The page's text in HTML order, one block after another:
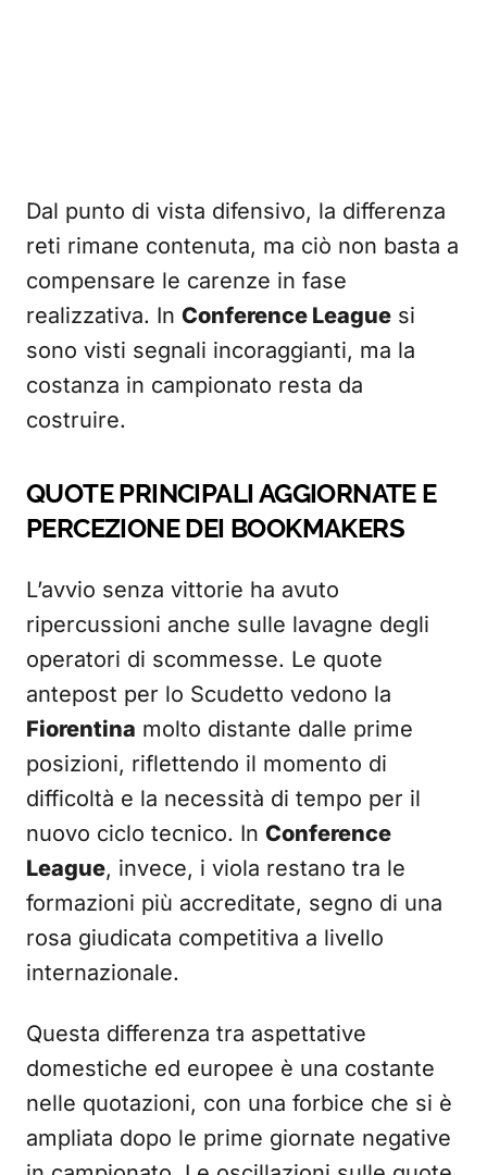
Dal punto di vista difensivo, la differenza
reti rimane contenuta, ma ciò non basta a
compensare le carenze in fase
realizzativa. In Conference League si
sono visti segnali incoraggianti, ma la
costanza in campionato resta da
costruire.
QUOTE PRINCIPALI AGGIORNATE E
PERCEZIONE DEI BOOKMAKERS
L’avvio senza vittorie ha avuto
ripercussioni anche sulle lavagne degli
operatori di scommesse. Le quote
antepost per lo Scudetto vedono la
Fiorentina molto distante dalle prime
posizioni, riflettendo il momento di
difficoltà e la necessità di tempo per il
nuovo ciclo tecnico. In Conference
League, invece, i viola restano tra le
formazioni più accreditate, segno di una
rosa giudicata competitiva a livello
internazionale.
Questa differenza tra aspettative
domestiche ed europee è una costante
nelle quotazioni, con una forbice che si è
ampliata dopo le prime giornate negative